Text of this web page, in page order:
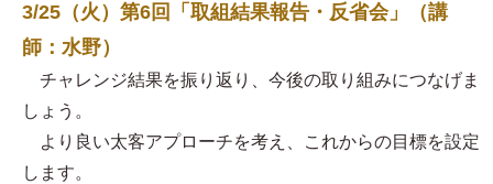
3/25（火）第6回「取組結果報告・反省会」（講
師：水野）
チャレンジ結果を振り返り、今後の取り組みにつなげま
しょう。
より良い太客アプローチを考え、これからの目標を設定
します。